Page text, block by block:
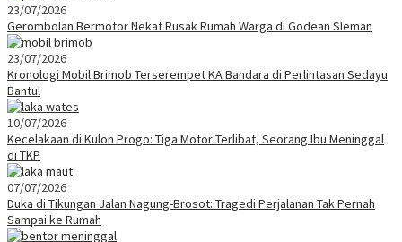
23/07/2026
Gerombolan Bermotor Nekat Rusak Rumah Warga di Godean Sleman
23/07/2026
Kronologi Mobil Brimob Terserempet KA Bandara di Perlintasan Sedayu
Bantul
10/07/2026
Kecelakaan di Kulon Progo: Tiga Motor Terlibat, Seorang Ibu Meninggal
di TKP
07/07/2026
Duka di Tikungan Jalan Nagung-Brosot: Tragedi Perjalanan Tak Pernah
Sampai ke Rumah